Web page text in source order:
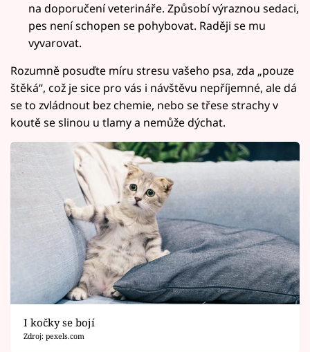
na doporučení veterináře. Způsobí výraznou sedaci,
pes není schopen se pohybovat. Raději se mu
vyvarovat.
Rozumně posuďte míru stresu vašeho psa, zda „pouze
štěká“, což je sice pro vás i návštěvu nepříjemné, ale dá
se to zvládnout bez chemie, nebo se třese strachy v
koutě se slinou u tlamy a nemůže dýchat.
I kočky se bojí
Zdroj: pexels.com